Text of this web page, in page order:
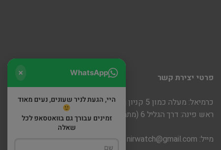
פרטי יצירת קשר
כרמיאל: מעלה כמון 5 קניון חוצות
ראש פינה: דרך הגליל 6 (מתחם שופינה)
מייל: nirwatch@gmail.com
WhatsApp
היי, הגעת לניר שעונים, נעים מאוד
זמינים עבורך גם בוואטסאפ לכל
שאלה